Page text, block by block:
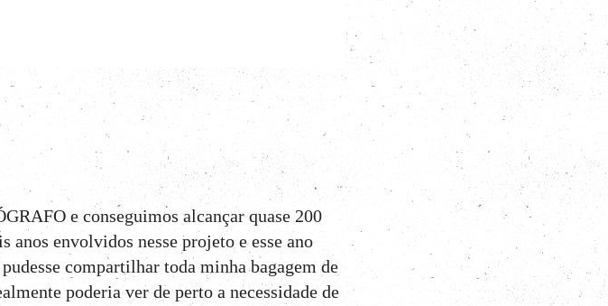
e conseguimos alcançar quase 200
envolvidos nesse projeto e esse ano
compartilhar toda minha bagagem de
poderia ver de perto a necessidade de